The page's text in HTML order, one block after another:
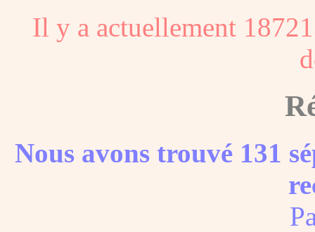
Il y a actuellement
Nous avons trouvé 131